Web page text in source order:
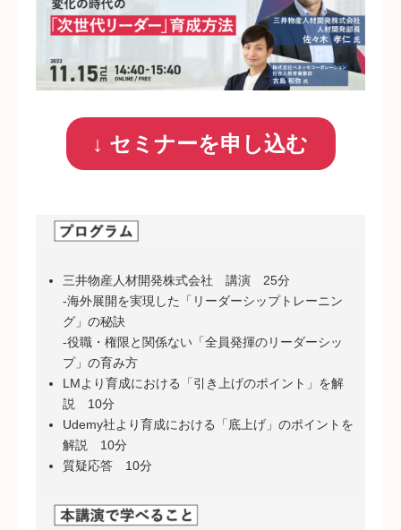
↓ セミナーを申し込む
三井物産人材開発株式会社 講演 25分
-海外展開を実現した「リーダーシップトレーニン
グ」の秘訣
-役職・権限と関係ない「全員発揮のリーダーシッ
プ」の育み方
LMより育成における「引き上げのポイント」を解
説 10分
Udemy社より育成における「底上げ」のポイントを
解説 10分
質疑応答 10分